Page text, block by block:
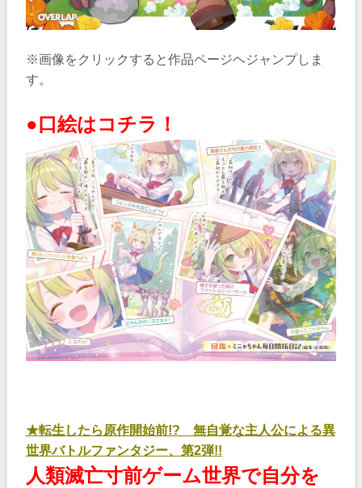
※画像をクリックすると作品ページヘジャンプしま
す。
●口絵はコチラ！
★転生したら原作開始前!? 無自覚な主人公による異
世界バトルファンタジー、 第2弾!!
人類滅亡寸前ゲーム世界で自分を